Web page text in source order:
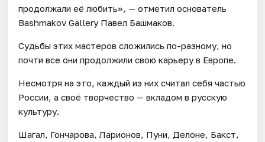
продолжали её любить», — отметил основатель
Bashmakov Gallery Павел Башмаков.
Судьбы этих мастеров сложились по-разному, но
почти все они продолжили свою карьеру в Европе.
Несмотря на это, каждый из них считал себя частью
России, а своё творчество — вкладом в русскую
культуру.
Шагал, Гончарова, Ларионов, Пуни, Делоне, Бакст,